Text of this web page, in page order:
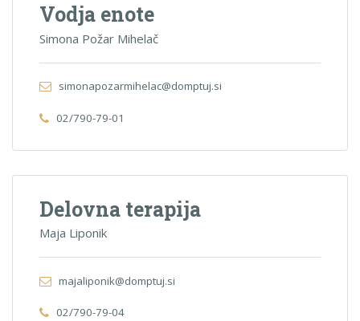
Vodja enote
Simona Požar Mihelač
simonapozarmihelac@domptuj.si
02/790-79-01
Delovna terapija
Maja Liponik
majaliponik@domptuj.si
02/790-79-04